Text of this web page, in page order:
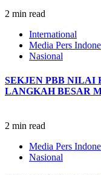
2 min read
International
Media Pers
Nasional
SEKJEN PBB NILAI
LANGKAH BESAR
2 min read
Media Pers
Nasional